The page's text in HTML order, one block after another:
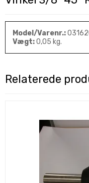
Model/Varenr.:
Vægt:0,05 kg.
Relaterede